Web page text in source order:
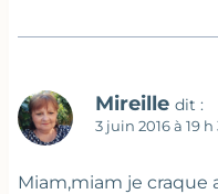
Mireille dit :
3 juin 2016 à 19
Miam,miam je craque